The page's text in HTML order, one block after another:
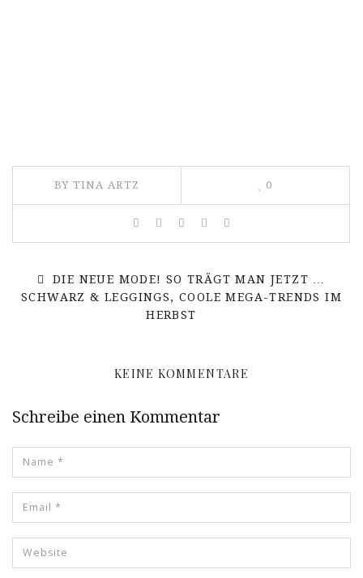
BY TINA ARTZ 0
DIE NEUE MODE! SO TRÄGT MAN JETZT …
SCHWARZ & LEGGINGS, COOLE MEGA-TRENDS IM
HERBST
KEINE KOMMENTARE
Schreibe einen Kommentar